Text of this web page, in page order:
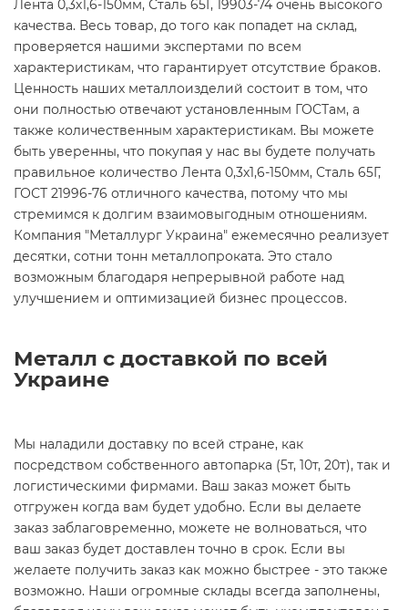
Лента 0,3х1,6-150мм, Сталь 65Г, 19903-74 очень высокого
качества. Весь товар, до того как попадет на склад,
проверяется нашими экспертами по всем
характеристикам, что гарантирует отсутствие браков.
Ценность наших металлоизделий состоит в том, что
они полностью отвечают установленным ГОСТам, а
также количественным характеристикам. Вы можете
быть уверенны, что покупая у нас вы будете получать
правильное количество Лента 0,3х1,6-150мм, Сталь 65Г,
ГОСТ 21996-76 отличного качества, потому что мы
стремимся к долгим взаимовыгодным отношениям.
Компания "Металлург Украина" ежемесячно реализует
десятки, сотни тонн металлопроката. Это стало
возможным благодаря непрерывной работе над
улучшением и оптимизацией бизнес процессов.
Металл с доставкой по всей
Украине
Мы наладили доставку по всей стране, как
посредством собственного автопарка (5т, 10т, 20т), так и
логистическими фирмами. Ваш заказ может быть
отгружен когда вам будет удобно. Если вы делаете
заказ заблаговременно, можете не волноваться, что
ваш заказ будет доставлен точно в срок. Если вы
желаете получить заказ как можно быстрее - это также
возможно. Наши огромные склады всегда заполнены,